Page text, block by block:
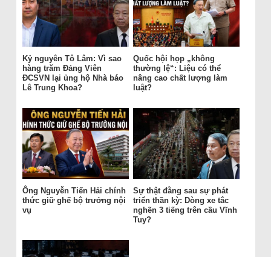
Kỷ nguyên Tô Lâm: Vì sao
hàng trăm Đảng Viên
ĐCSVN lại ủng hộ Nhà báo
Lê Trung Khoa?
Quốc hội họp „không
thường lệ“: Liệu có thể
nâng cao chất lượng làm
luật?
Ông Nguyễn Tiến Hải chính
thức giữ ghế bộ trưởng nội
vụ
Sự thật đằng sau sự phát
triển thần kỳ: Dòng xe tắc
nghẽn 3 tiếng trên cầu Vĩnh
Tuy?